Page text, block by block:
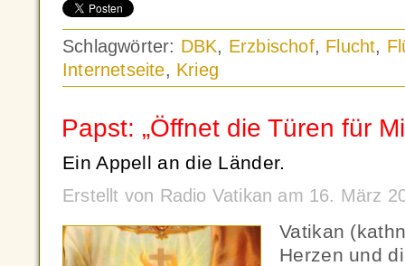
Schlagwörter: DBK, Erzbischof, Flucht,
Internetseite, Krieg
Papst: „Öffnet die Türen für
Ein Appell an die Länder.
Erstellt von Radio Vatikan am 16. März
Vatikan
Herzen und